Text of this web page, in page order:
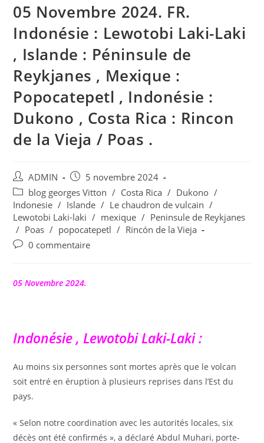
05 Novembre 2024. FR.
Indonésie : Lewotobi Laki-Laki
, Islande : Péninsule de
Reykjanes , Mexique :
Popocatepetl , Indonésie :
Dukono , Costa Rica : Rincon
de la Vieja / Poas .
Auteur/autrice
de
la
publication :
ADMIN
Publication
publiée :
5 novembre 2024
Post
category:
blog georges Vitton / Costa Rica / Dukono /
Indonesie / Islande / Le chaudron de vulcain /
Lewotobi Laki-laki / mexique / Peninsule de Reykjanes
/ Poas / popocatepetl / Rincón de la Vieja
Commentaires
publication :
0 commentaire
05 Novembre 2024.
Indonésie , Lewotobi Laki-Laki :
Au moins six personnes sont mortes après que le volcan
soit entré en éruption à plusieurs reprises dans l’Est du
pays.
« Selon notre coordination avec les autorités locales, six
décès ont été confirmés », a déclaré Abdul Muhari, porte-